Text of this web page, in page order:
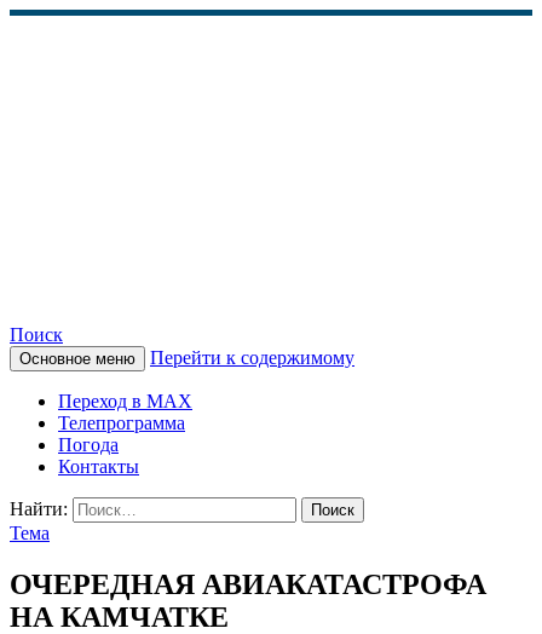
КАМЧАТСКОЕ
ИНФОРМАЦИОННОЕ
АГЕНТСТВО (КИА
«ВЕСТИ»)
Поиск
Основное меню Перейти к содержимому
Переход в MAX
Телепрограмма
Погода
Контакты
Найти:
Тема
ОЧЕРЕДНАЯ АВИАКАТАСТРОФА
НА КАМЧАТКЕ